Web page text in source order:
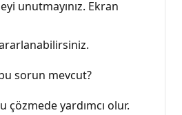
unutmayınız. Ekran
sorun mevcut?
çözmede yardımcı olur.